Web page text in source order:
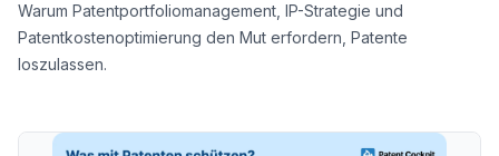
Warum Patentportfoliomanagement, IP-Strategie und
Patentkostenoptimierung den Mut erfordern, Patente
loszulassen.